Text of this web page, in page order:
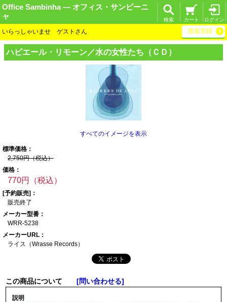
Office Sambinha ― オフィス・サンビーニ
ャ
ログイン
カート
検索
いらっしゃいませ ゲストさん 新規登録
ハビエール・リモーン／水の女性たち（ＣＤ）
すべてのイメージを表示
標準価格：
2,750円（税込）
価格：
770円（税込）
[予約販売]：
販売終了
メーカー型番：
WRR-5238
メーカーURL：
ライス（Wrasse Records）
この商品について [問い合わせる]
説明